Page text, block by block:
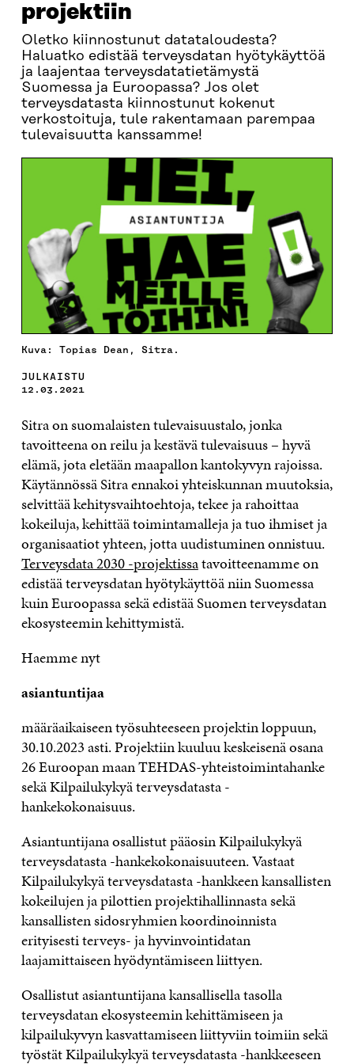
projektiin
Oletko kiinnostunut datataloudesta?
Haluatko edistää terveysdatan hyötykäyttöä
ja laajentaa terveysdatatietämystä
Suomessa ja Euroopassa? Jos olet
terveysdatasta kiinnostunut kokenut
verkostoituja, tule rakentamaan parempaa
tulevaisuutta kanssamme!
Kuva: Topias Dean, Sitra.
JULKAISTU
12.03.2021
Sitra on suomalaisten tulevaisuustalo, jonka
tavoitteena on reilu ja kestävä tulevaisuus – hyvä
elämä, jota eletään maapallon kantokyvyn rajoissa.
Käytännössä Sitra ennakoi yhteiskunnan muutoksia,
selvittää kehitysvaihtoehtoja, tekee ja rahoittaa
kokeiluja, kehittää toimintamalleja ja tuo ihmiset ja
organisaatiot yhteen, jotta uudistuminen onnistuu.
Terveysdata 2030 -projektissatavoitteenamme on
edistää terveysdatan hyötykäyttöä niin Suomessa
kuin Euroopassa sekä edistää Suomen terveysdatan
ekosysteemin kehittymistä.
Haemme nyt
asiantuntijaa
määräaikaiseen työsuhteeseen projektin loppuun,
30.10.2023 asti. Projektiin kuuluu keskeisenä osana
26 Euroopan maan TEHDAS-yhteistoimintahanke
sekä Kilpailukykyä terveysdatasta -
hankekokonaisuus.
Asiantuntijana osallistut pääosin Kilpailukykyä
terveysdatasta -hankekokonaisuuteen. Vastaat
Kilpailukykyä terveysdatasta -hankkeen kansallisten
kokeilujen ja pilottien projektihallinnasta sekä
kansallisten sidosryhmien koordinoinnista
erityisesti terveys- ja hyvinvointidatan
laajamittaiseen hyödyntämiseen liittyen.
Osallistut asiantuntijana kansallisella tasolla
terveysdatan ekosysteemin kehittämiseen ja
kilpailukyvyn kasvattamiseen liittyviin toimiin sekä
työstät Kilpailukykyä terveysdatasta -hankkeeseen